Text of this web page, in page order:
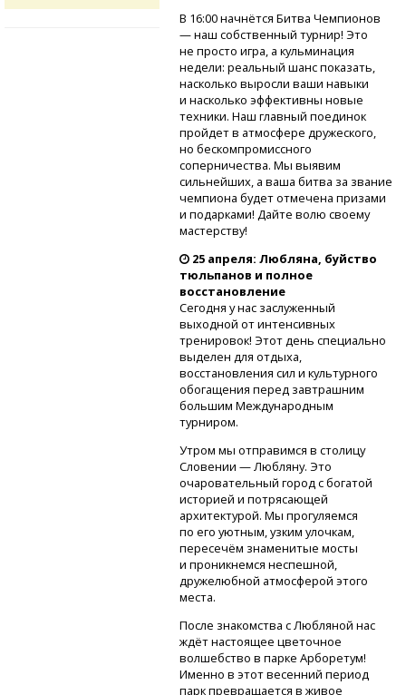
В 16:00 начнётся Битва Чемпионов
— наш собственный турнир! Это
не просто игра, а кульминация
недели: реальный шанс показать,
насколько выросли ваши навыки
и насколько эффективны новые
техники. Наш главный поединок
пройдет в атмосфере дружеского,
но бескомпромиссного
соперничества. Мы выявим
сильнейших, а ваша битва за звание
чемпиона будет отмечена призами
и подарками! Дайте волю своему
мастерству!
25 апреля: Любляна, буйство
тюльпанов и полное
восстановление
Сегодня у нас заслуженный
выходной от интенсивных
тренировок! Этот день специально
выделен для отдыха,
восстановления сил и культурного
обогащения перед завтрашним
большим Международным
турниром.
Утром мы отправимся в столицу
Словении — Любляну. Это
очаровательный город с богатой
историей и потрясающей
архитектурой. Мы прогуляемся
по его уютным, узким улочкам,
пересечём знаменитые мосты
и проникнемся неспешной,
дружелюбной атмосферой этого
места.
После знакомства с Любляной нас
ждёт настоящее цветочное
волшебство в парке Арборетум!
Именно в этот весенний период
парк превращается в живое